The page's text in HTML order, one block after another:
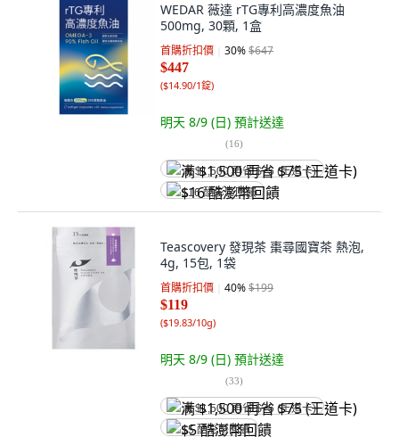
WEDAR 薇達 rTG專利高濃度魚油
500mg, 30顆, 1盒
首購折扣價 30%$647
$447
($14.90/1錠)
明天 8/9 (日) 預計送達
(16)
满 $1,500 再省 $75 (王道卡)
$16 酷澎幣回饋
Teascovery 發現茶 棗尋國寶茶 熱泡,
4g, 15包, 1袋
首購折扣價 40%$199
$119
($19.83/10g)
明天 8/9 (日) 預計送達
(33)
满 $1,500 再省 $75 (王道卡)
$5 酷澎幣回饋